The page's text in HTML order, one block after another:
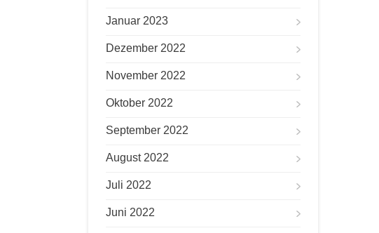
Januar 2023
Dezember 2022
November 2022
Oktober 2022
September 2022
August 2022
Juli 2022
Juni 2022